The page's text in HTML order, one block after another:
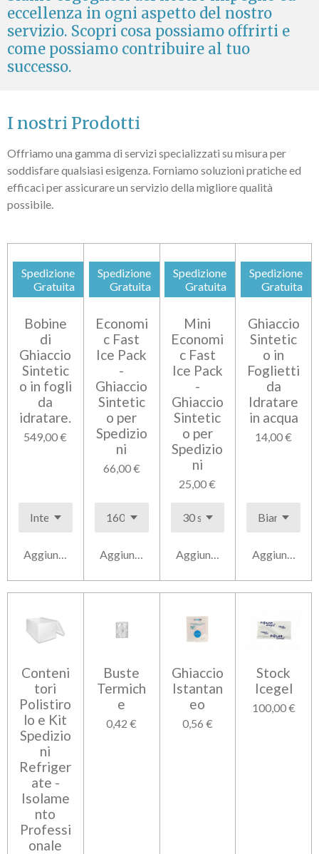
eccellenza in ogni aspetto del nostro
servizio. Scopri cosa possiamo offrirti e
come possiamo contribuire al tuo
successo.
I nostri Prodotti
Offriamo una gamma di servizi specializzati su misura per
soddisfare qualsiasi esigenza. Forniamo soluzioni pratiche ed
efficaci per assicurare un servizio della migliore qualità
possibile.
Spedizione
Gratuita
Bobine
di
Ghiaccio
Sintetic
o in fogli
da
idratare.
549,00 €
Aggiungi al carrello
Spedizione
Gratuita
Economi
c Fast
Ice Pack
-
Ghiaccio
Sintetic
o per
Spedizio
ni
66,00 €
Aggiungi al carrello
Spedizione
Gratuita
Mini
Economi
c Fast
Ice Pack
-
Ghiaccio
Sintetic
o per
Spedizio
ni
25,00 €
Aggiungi al carrello
Spedizione
Gratuita
Ghiaccio
Sintetic
o in
Foglietti
da
Idratare
in acqua
14,00 €
Aggiungi al
Conteni
tori
Polistiro
lo e Kit
Spedizio
ni
Refriger
ate -
Isolame
nto
Professi
onale
Buste
Termich
e
0,42 €
Ghiaccio
Istantan
eo
0,56 €
Stock
Icegel
100,00 €